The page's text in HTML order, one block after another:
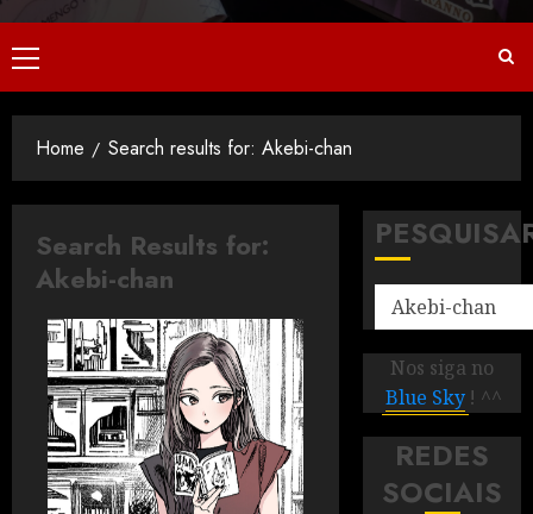
Home Search results for: Akebi-chan
Search Results for:
Akebi-chan
Nos siga no
Blue Sky ! ^^
REDES
SOCIAIS